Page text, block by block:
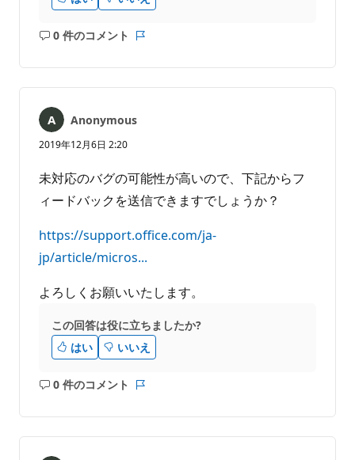
0 件のコメント
コ
ト
あ
り
せ
ん
ト
Anonymous
2019年12月6日 2:20
未対応のバグの可能性が高いので、下記からフ
ィードバックを送信できますでしょうか？
https://support.office.com/ja-
jp/article/micros...
よろしくお願いいたします。
この回答は役に立ちましたか?
はい
いいえ
0 件のコメント
コ
ト
ト